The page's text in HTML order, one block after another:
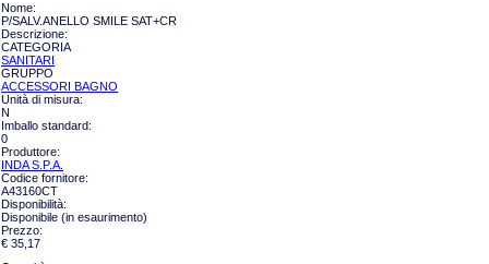
Nome:
P/SALV.ANELLO SMILE SAT+CR
Descrizione:
CATEGORIA
SANITARI
GRUPPO
ACCESSORI BAGNO
Unità di misura:
N
Imballo standard:
0
Produttore:
INDA S.P.A.
Codice fornitore:
A43160CT
Disponibilità:
Disponibile (in esaurimento)
Prezzo:
€ 35,17